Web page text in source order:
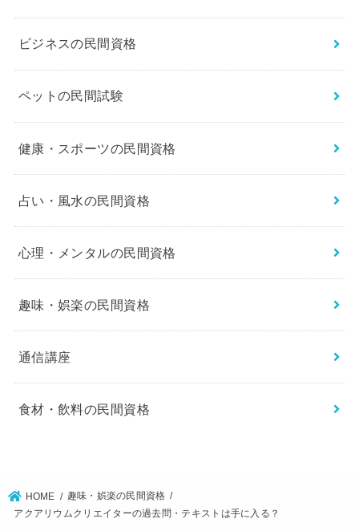
ビジネスの民間資格
ペットの民間試験
健康・スポーツの民間資格
占い・風水の民間資格
心理・メンタルの民間資格
趣味・娯楽の民間資格
通信講座
食材・飲料の民間資格
HOME
趣味・娯楽の民間資格
アクアリウムクリエイターの過去問・テキストは手に入る？